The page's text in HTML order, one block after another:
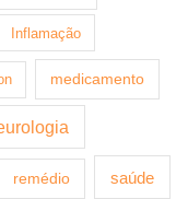
Inflamação
medicamento
remédio saúde